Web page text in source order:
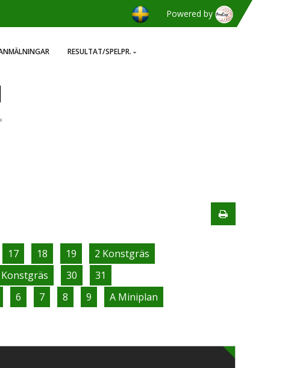
Powered by
RESULTAT/SPELPR.
17 18 19
2 Konstgräs
30
31
6 7 8 9
A Miniplan